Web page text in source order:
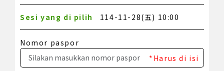
Sesi yang di pilih 114-11-28(五) 10:00
Nomor paspor
*Harus di isi